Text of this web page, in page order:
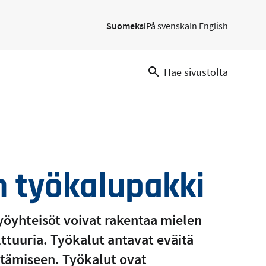
SuomeksiPå svenskaIn English
Hae sivustolta
työkalupakki
voivat rakentaa mielen
Työkalut antavat eväitä
Työkalut ovat